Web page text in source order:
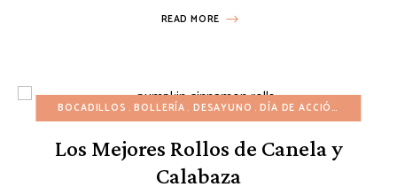
READ MORE
BOCADILLOS BOLLERÍA DESAYUNO DÍA DE ACCIÓN DE GRACIAS
Los Mejores Rollos de Canela y
Calabaza